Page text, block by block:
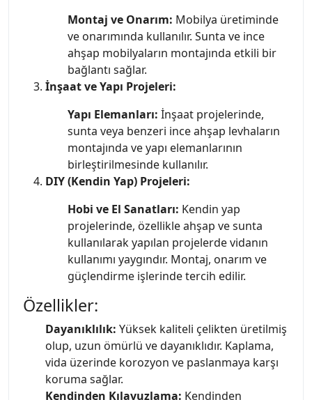
Montaj ve Onarım: Mobilya üretiminde
ve onarımında kullanılır. Sunta ve ince
ahşap mobilyaların montajında etkili bir
bağlantı sağlar.
İnşaat ve Yapı Projeleri:
Yapı Elemanları: İnşaat projelerinde,
sunta veya benzeri ince ahşap levhaların
montajında ve yapı elemanlarının
birleştirilmesinde kullanılır.
DIY (Kendin Yap) Projeleri:
Hobi ve El Sanatları: Kendin yap
projelerinde, özellikle ahşap ve sunta
kullanılarak yapılan projelerde vidanın
kullanımı yaygındır. Montaj, onarım ve
güçlendirme işlerinde tercih edilir.
Özellikler:
Dayanıklılık: Yüksek kaliteli çelikten üretilmiş
olup, uzun ömürlü ve dayanıklıdır. Kaplama,
vida üzerinde korozyon ve paslanmaya karşı
koruma sağlar.
Kendinden Kılavuzlama: Kendinden